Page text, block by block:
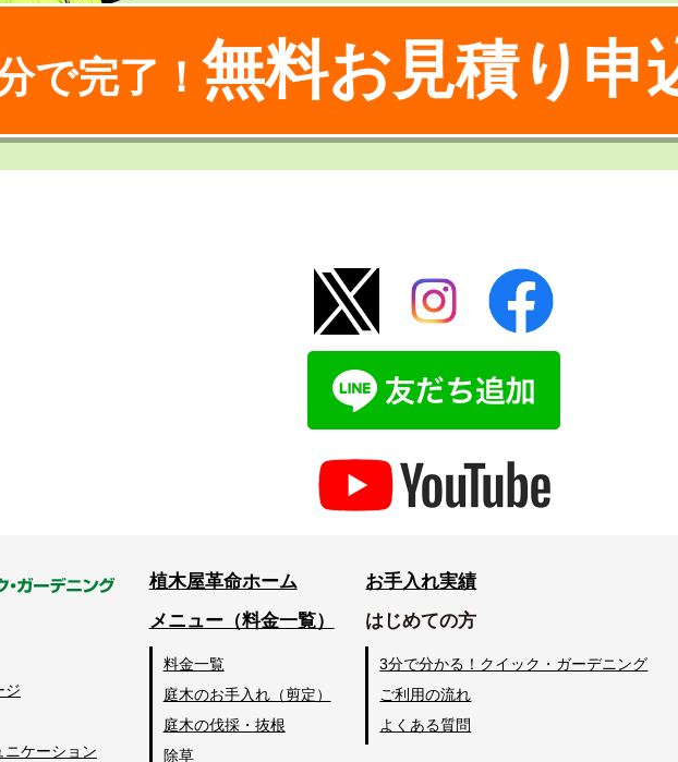
で完了！ 無料お見積り申
ジ
ニケーション
植木屋革命ホーム
メニュー（料金一覧）
料金一覧
庭木のお手入れ（剪定）
庭木の伐採・抜根
除草
お手入れ実績
はじめての方
3分で分かる！クイック・ガーデニング
ご利用の流れ
よくある質問